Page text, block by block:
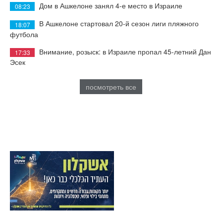
08:23 Дом в Ашкелоне занял 4-е место в Израиле
18:07
В Ашкелоне стартовал 20-й сезон лиги пляжного
футбола
17:33
Внимание, розыск: в Израиле пропал 45-летний Дан
Эсек
посмотреть все